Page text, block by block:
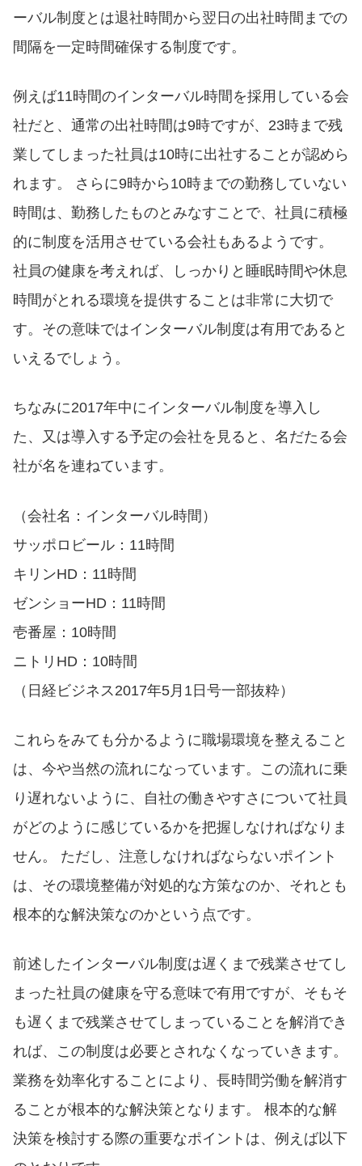
ーバル制度とは退社時間から翌日の出社時間までの
間隔を一定時間確保する制度です。
例えば11時間のインターバル時間を採用している会
社だと、通常の出社時間は9時ですが、23時まで残
業してしまった社員は10時に出社することが認めら
れます。 さらに9時から10時までの勤務していない
時間は、勤務したものとみなすことで、社員に積極
的に制度を活用させている会社もあるようです。
社員の健康を考えれば、しっかりと睡眠時間や休息
時間がとれる環境を提供することは非常に大切で
す。その意味ではインターバル制度は有用であると
いえるでしょう。
ちなみに2017年中にインターバル制度を導入し
た、又は導入する予定の会社を見ると、名だたる会
社が名を連ねています。
（会社名：インターバル時間）
サッポロビール：11時間
キリンHD：11時間
ゼンショーHD：11時間
壱番屋：10時間
ニトリHD：10時間
（日経ビジネス2017年5月1日号一部抜粋）
これらをみても分かるように職場環境を整えること
は、今や当然の流れになっています。この流れに乗
り遅れないように、自社の働きやすさについて社員
がどのように感じているかを把握しなければなりま
せん。 ただし、注意しなければならないポイント
は、その環境整備が対処的な方策なのか、それとも
根本的な解決策なのかという点です。
前述したインターバル制度は遅くまで残業させてし
まった社員の健康を守る意味で有用ですが、そもそ
も遅くまで残業させてしまっていることを解消でき
れば、この制度は必要とされなくなっていきます。
業務を効率化することにより、長時間労働を解消す
ることが根本的な解決策となります。 根本的な解
決策を検討する際の重要なポイントは、例えば以下